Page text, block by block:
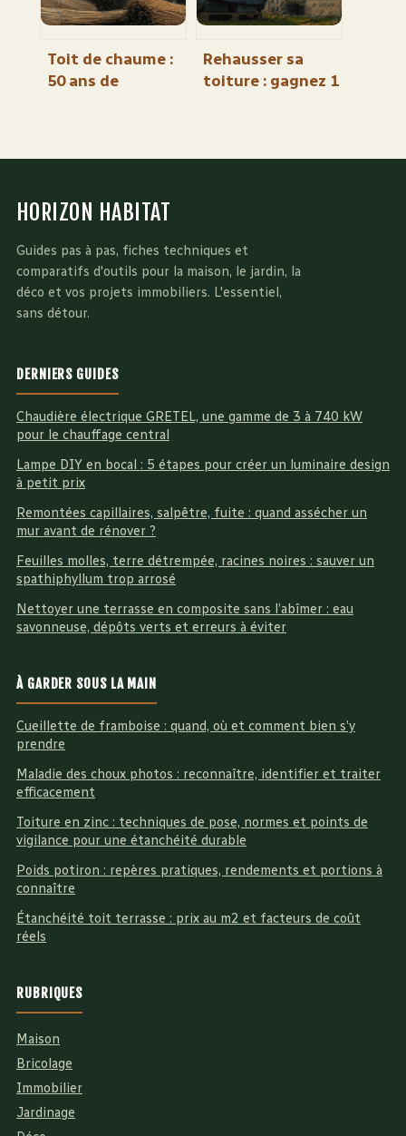
Toit de chaume :
50 ans de
Rehausser sa
toiture : gagnez 1
HORIZON HABITAT
Guides pas à pas, fiches techniques et
comparatifs d'outils pour la maison, le jardin, la
déco et vos projets immobiliers. L'essentiel,
sans détour.
DERNIERS GUIDES
Chaudière électrique GRETEL, une gamme de 3 à 740 kW
pour le chauffage central
Lampe DIY en bocal : 5 étapes pour créer un luminaire design
à petit prix
Remontées capillaires, salpêtre, fuite : quand assécher un
mur avant de rénover ?
Feuilles molles, terre détrempée, racines noires : sauver un
spathiphyllum trop arrosé
Nettoyer une terrasse en composite sans l’abîmer : eau
savonneuse, dépôts verts et erreurs à éviter
À GARDER SOUS LA MAIN
Cueillette de framboise : quand, où et comment bien s’y
prendre
Maladie des choux photos : reconnaître, identifier et traiter
efficacement
Toiture en zinc : techniques de pose, normes et points de
vigilance pour une étanchéité durable
Poids potiron : repères pratiques, rendements et portions à
connaître
Étanchéité toit terrasse : prix au m2 et facteurs de coût
réels
RUBRIQUES
Maison
Bricolage
Immobilier
Jardinage